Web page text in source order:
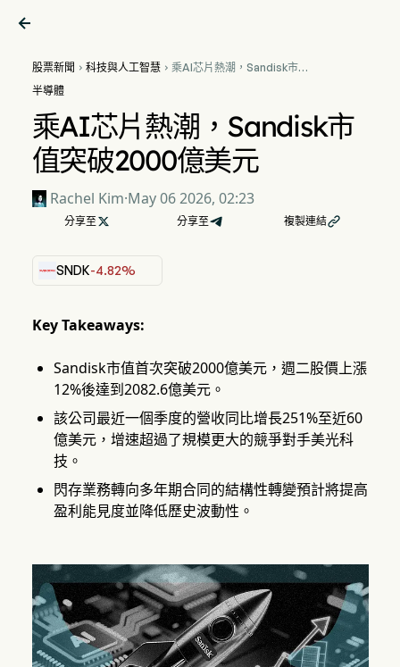

股票新聞  科技與人工智慧 乘AI芯片熱潮，Sandisk市值
半導體
乘AI芯片熱潮，Sandisk市
值突破2000億美元
Rachel Kim·May 06 2026, 02:23
分享至  分享至 複製連結
SNDK-4.82%
Key Takeaways:
Sandisk市值首次突破2000億美元，週二股價上漲
12%後達到2082.6億美元。
該公司最近一個季度的營收同比增長251%至近60
億美元，增速超過了規模更大的競爭對手美光科
技。
閃存業務轉向多年期合同的結構性轉變預計將提高
盈利能見度並降低歷史波動性。